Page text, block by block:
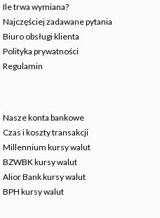
Ile trwa wymiana?
Najczęściej zadawane pytania
Biuro obsługi klienta
Polityka prywatności
Regulamin
Nasze konta bankowe
Czas i koszty transakcji
Millennium kursy walut
BZWBK kursy walut
Alior Bank kursy walut
BPH kursy walut